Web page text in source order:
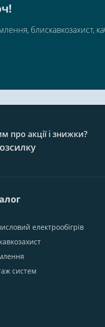
блискавкозахист,
про акції і знижки?
електрообігрів
систем